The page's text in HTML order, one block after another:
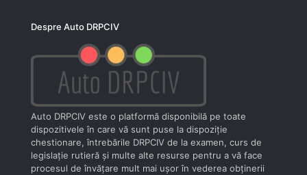
Despre Auto DRPCIV
Auto DRPCIV este o platformă disponibilă pe toate
dispozitivele în care vă sunt puse la dispoziţie
chestionare, întrebările DRPCIV de la examen, curs de
legislaţie rutieră şi multe alte resurse pentru a vă face
procesul de învăţare mult mai uşor în vederea obţinerii